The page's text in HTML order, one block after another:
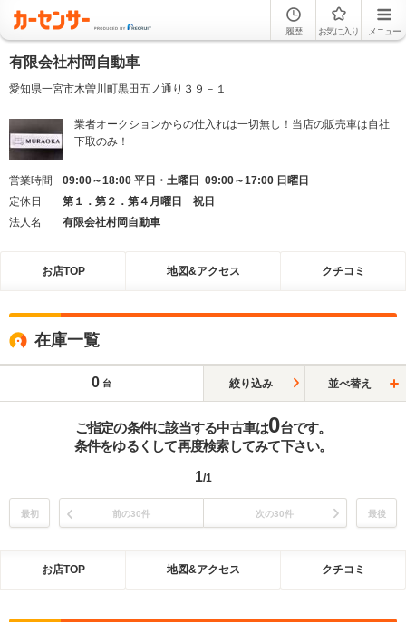
履歴 お気に入り メニュー
有限会社村岡自動車
愛知県一宮市木曽川町黒田五ノ通り３９－１
業者オークションからの仕入れは一切無し！当店の販売車は自社
下取のみ！
営業時間
09:00～18:00 平日・土曜日 09:00～17:00 日曜日
定休日
第１．第２．第４月曜日 祝日
法人名
有限会社村岡自動車
お店TOP 地図&アクセス クチコミ
在庫一覧
0 台 絞り込み 並べ替え
ご指定の条件に該当する中古車は0台です。
条件をゆるくして再度検索してみて下さい。
1/1
最初 前の30件 次の30件 最後
お店TOP 地図&アクセス クチコミ